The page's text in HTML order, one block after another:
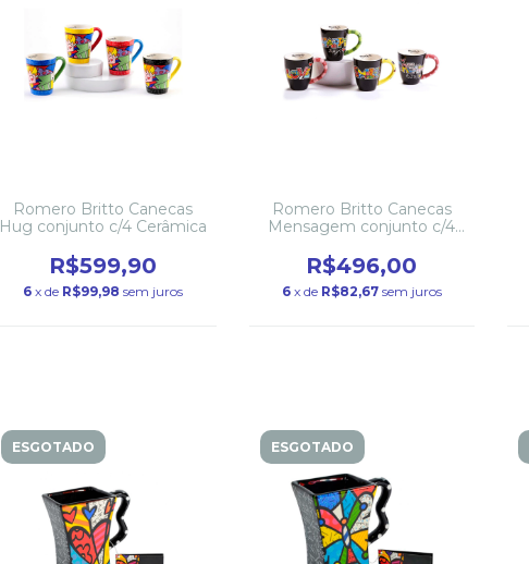
Romero Britto Canecas
Hug conjunto c/4 Cerâmica
R$599,90
6 x de R$99,98 sem juros
Romero Britto Canecas
Mensagem conjunto c/4
R$496,00
6 x de R$82,67 sem juros
ESGOTADO ESGOTADO